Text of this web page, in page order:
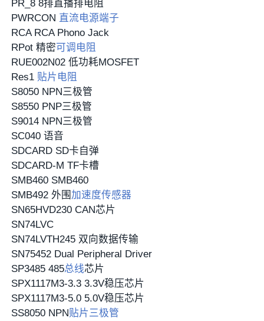
PR_8 8排直播排电阻
PWRCON 直流电源端子
RCA RCA Phono Jack
RPot 精密可调电阻
RUE002N02 低功耗MOSFET
Res1 贴片电阻
S8050 NPN三极管
S8550 PNP三极管
S9014 NPN三极管
SC040 语音
SDCARD SD卡自弹
SDCARD-M TF卡槽
SMB460 SMB460
SMB492 外围 加速度传感器
SN65HVD230 CAN芯片
SN74LVC
SN74LVTH245 双向数据传输
SN75452 Dual Peripheral Driver
SP3485 485总线芯片
SPX1117M3-3.3 3.3V稳压芯片
SPX1117M3-5.0 5.0V稳压芯片
SS8050 NPN贴片三极管